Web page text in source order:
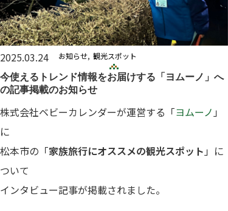
2025.03.24 お知らせ 観光スポット
今使えるトレンド情報をお届けする「ヨムーノ」へ
の記事掲載のお知らせ
株式会社ベビーカレンダーが運営する「ヨムーノ 」
に
松本市の「家族旅行にオススメの観光スポット 」に
ついて
インタビュー記事が掲載されました。